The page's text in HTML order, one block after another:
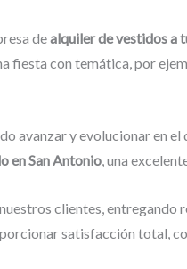
dealquiler de vestidos a
fiesta con temática, por
avanzar y evolucionar en
en San Antonio, una
clientes,
satisfacción total,